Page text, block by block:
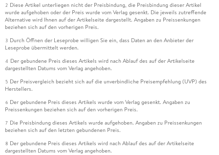
2 Diese Artikel unterliegen nicht der Preisbindung, die Preisbindung dieser Artikel
wurde aufgehoben oder der Preis wurde vom Verlag gesenkt. Die jeweils zutreffende
Alternative wird Ihnen auf der Artikelseite dargestellt. Angaben zu Preissenkungen
beziehen sich auf den vorherigen Preis.
3 Durch Öffnen der Leseprobe willigen Sie ein, dass Daten an den Anbieter der
Leseprobe übermittelt werden.
4 Der gebundene Preis dieses Artikels wird nach Ablauf des auf der Artikelseite
dargestellten Datums vom Verlag angehoben.
5 Der Preisvergleich bezieht sich auf die unverbindliche Preisempfehlung (UVP) des
Herstellers.
6 Der gebundene Preis dieses Artikels wurde vom Verlag gesenkt. Angaben zu
Preissenkungen beziehen sich auf den vorherigen Preis.
7 Die Preisbindung dieses Artikels wurde aufgehoben. Angaben zu Preissenkungen
beziehen sich auf den letzten gebundenen Preis.
8 Der gebundene Preis dieses Artikels wird nach Ablauf des auf der Artikelseite
dargestellten Datums vom Verlag angehoben.